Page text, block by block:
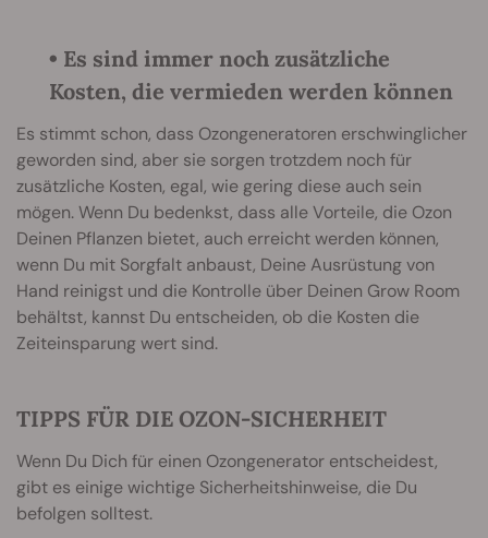
• Es sind immer noch zusätzliche
Kosten, die vermieden werden können
Es stimmt schon, dass Ozongeneratoren erschwinglicher
geworden sind, aber sie sorgen trotzdem noch für
zusätzliche Kosten, egal, wie gering diese auch sein
mögen. Wenn Du bedenkst, dass alle Vorteile, die Ozon
Deinen Pflanzen bietet, auch erreicht werden können,
wenn Du mit Sorgfalt anbaust, Deine Ausrüstung von
Hand reinigst und die Kontrolle über Deinen Grow Room
behältst, kannst Du entscheiden, ob die Kosten die
Zeiteinsparung wert sind.
TIPPS FÜR DIE OZON-SICHERHEIT
Wenn Du Dich für einen Ozongenerator entscheidest,
gibt es einige wichtige Sicherheitshinweise, die Du
befolgen solltest.